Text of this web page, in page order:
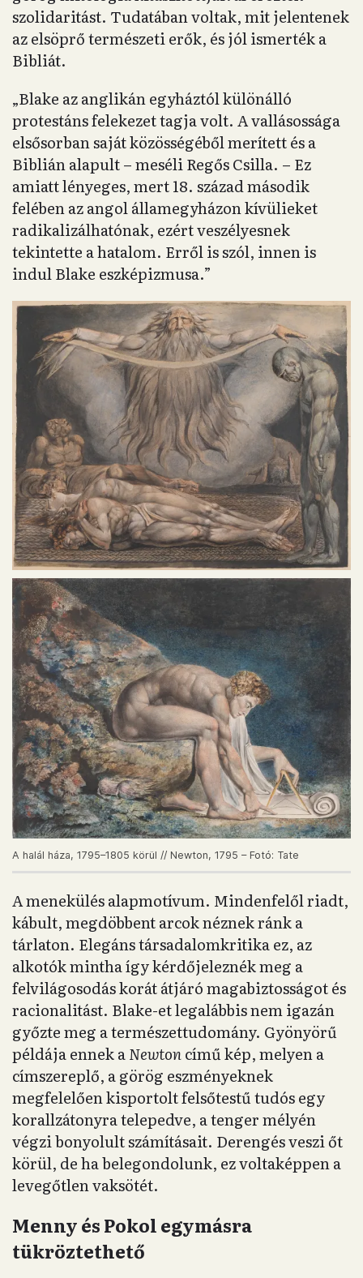
szolidaritást. Tudatában voltak, mit jelentenek
az elsöprő természeti erők, és jól ismerték a
Bibliát.
„Blake az anglikán egyháztól különálló
protestáns felekezet tagja volt. A vallásossága
elsősorban saját közösségéből merített és a
Biblián alapult – meséli Regős Csilla. – Ez
amiatt lényeges, mert 18. század második
felében az angol államegyházon kívülieket
radikalizálhatónak, ezért veszélyesnek
tekintette a hatalom. Erről is szól, innen is
indul Blake eszképizmusa.”
A halál háza, 1795–1805 körül // Newton, 1795 – Fotó: Tate
A menekülés alapmotívum. Mindenfelől riadt,
kábult, megdöbbent arcok néznek ránk a
tárlaton. Elegáns társadalomkritika ez, az
alkotók mintha így kérdőjeleznék meg a
felvilágosodás korát átjáró magabiztosságot és
racionalitást. Blake-et legalábbis nem igazán
győzte meg a természettudomány. Gyönyörű
példája ennek aNewtoncímű kép, melyen a
címszereplő, a görög eszményeknek
megfelelően kisportolt felsőtestű tudós egy
korallzátonyra telepedve, a tenger mélyén
végzi bonyolult számításait. Derengés veszi őt
körül, de ha belegondolunk, ez voltaképpen a
levegőtlen vaksötét.
Menny és Pokol egymásra
tükröztethető